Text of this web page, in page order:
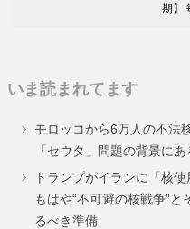
期】
いま読まれてます
モロッコから6万人の不法
「セウタ」問題の背景に
トランプがイランに「核
もはや“不可避の核戦争”
るべき準備